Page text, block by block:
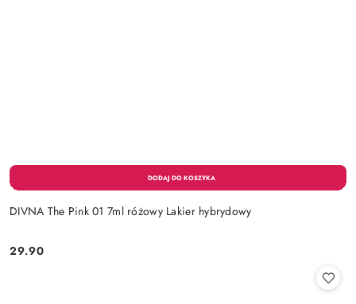
DIVNA The Pink 01 7ml różowy Lakier hybrydowy
Cena:
29.90